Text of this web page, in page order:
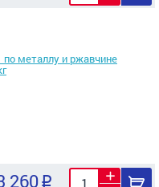
по металлу и ржавчине
260